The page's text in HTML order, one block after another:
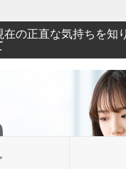
在の正直な気持ちを知